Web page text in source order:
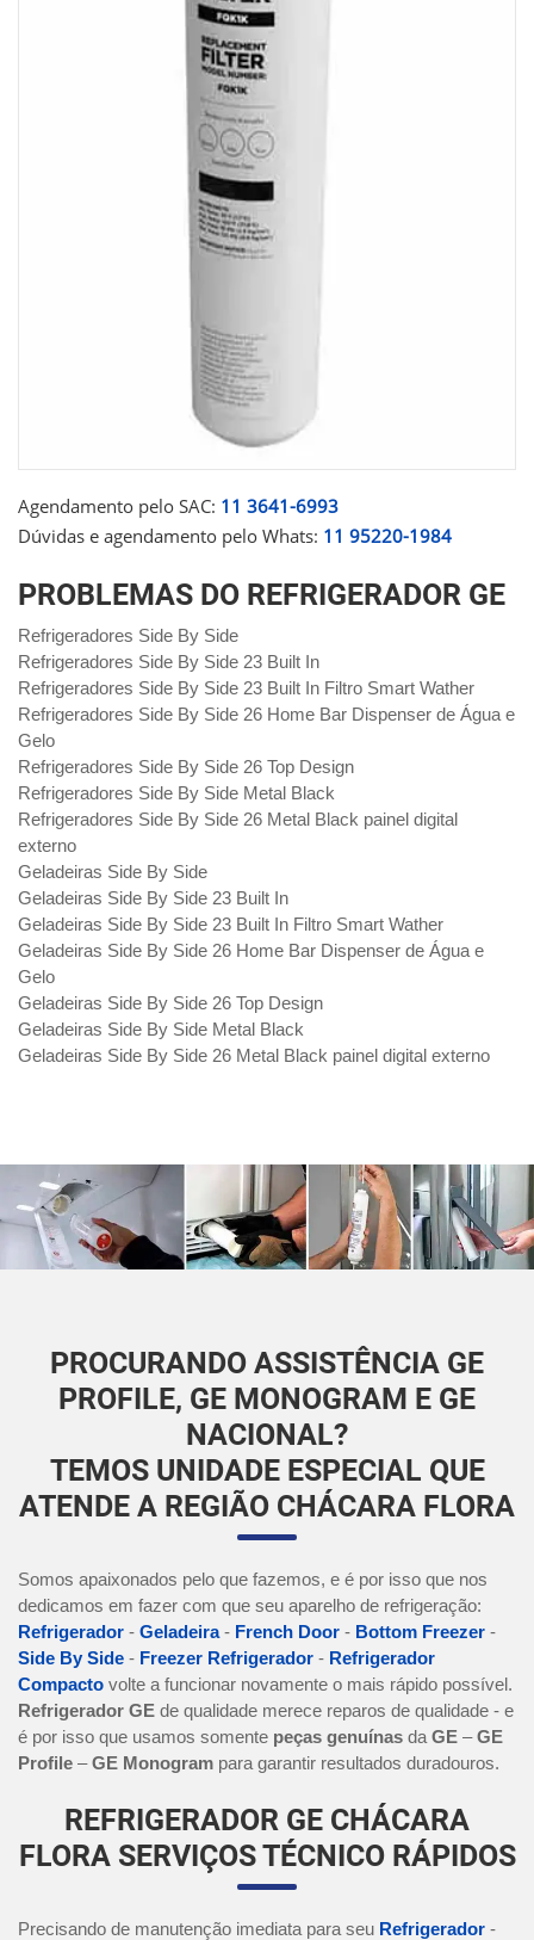
Agendamento pelo SAC: 11 3641-6993
Dúvidas e agendamento pelo Whats: 11 95220-1984
PROBLEMAS DO REFRIGERADOR GE
Refrigeradores Side By Side
Refrigeradores Side By Side 23 Built In
Refrigeradores Side By Side 23 Built In Filtro Smart Wather
Refrigeradores Side By Side 26 Home Bar Dispenser de Água e
Gelo
Refrigeradores Side By Side 26 Top Design
Refrigeradores Side By Side Metal Black
Refrigeradores Side By Side 26 Metal Black painel digital
externo
Geladeiras Side By Side
Geladeiras Side By Side 23 Built In
Geladeiras Side By Side 23 Built In Filtro Smart Wather
Geladeiras Side By Side 26 Home Bar Dispenser de Água e
Gelo
Geladeiras Side By Side 26 Top Design
Geladeiras Side By Side Metal Black
Geladeiras Side By Side 26 Metal Black painel digital externo
PROCURANDO ASSISTÊNCIA GE
PROFILE, GE MONOGRAM E GE
NACIONAL?
TEMOS UNIDADE ESPECIAL QUE
ATENDE A REGIÃO CHÁCARA FLORA
Somos apaixonados pelo que fazemos, e é por isso que nos
dedicamos em fazer com que seu aparelho de refrigeração:
Refrigerador - Geladeira- French Door - Bottom Freezer -
Side By Side - Freezer Refrigerador - Refrigerador
Compacto volte a funcionar novamente o mais rápido possível.
Refrigerador GE de qualidade merece reparos de qualidade - e
é por isso que usamos somente peças genuínas da GE –GE
Profile –GE Monogram para garantir resultados duradouros.
REFRIGERADOR GE CHÁCARA
FLORA SERVIÇOS TÉCNICO RÁPIDOS
Precisando de manutenção imediata para seu Refrigerador -